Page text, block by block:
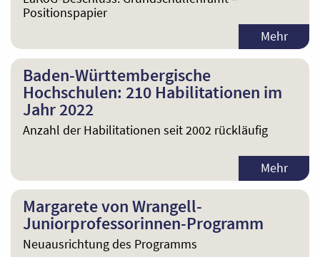
Positionspapier
Mehr
Baden-Württembergische
Hochschulen: 210 Habilitationen im
Jahr 2022
Anzahl der Habilitationen seit 2002 rückläufig
Mehr
Margarete von Wrangell-
Juniorprofessorinnen-Programm
Neuausrichtung des Programms